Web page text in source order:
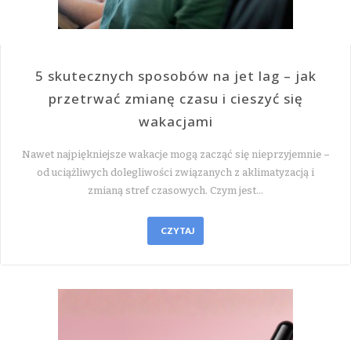
5 skutecznych sposobów na jet lag – jak
przetrwać zmianę czasu i cieszyć się
wakacjami
Nawet najpiękniejsze wakacje mogą zacząć się nieprzyjemnie –
od uciążliwych dolegliwości związanych z aklimatyzacją i
zmianą stref czasowych. Czym jest…
CZYTAJ